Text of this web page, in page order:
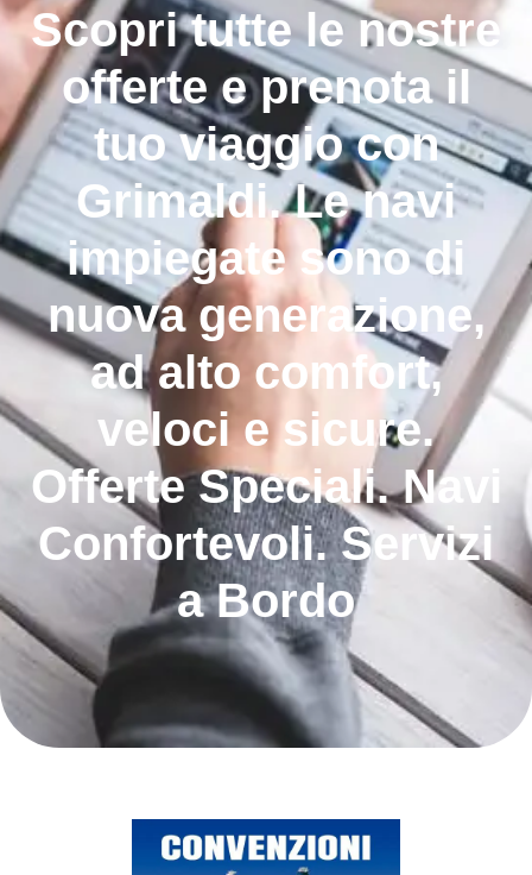
Scopri tutte le nostre
offerte e prenota il
tuo viaggio con
Grimaldi. Le navi
impiegate sono di
nuova generazione,
ad alto comfort,
veloci e sicure.
Offerte Speciali. Navi
Confortevoli. Servizi
a Bordo